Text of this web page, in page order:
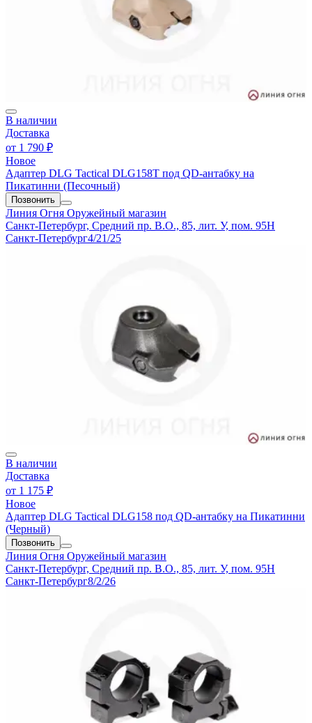
В наличии
Доставка
от 1 790 ₽
Новое
Адаптер DLG Tactical DLG158T под QD-антабку на
Пикатинни (Песочный)
Позвонить
Линия Огня Оружейный магазин
Санкт-Петербург, Средний пр. В.О., 85, лит. У, пом. 95Н
Санкт-Петербург4/21/25
В наличии
Доставка
от 1 175 ₽
Новое
Адаптер DLG Tactical DLG158 под QD-антабку на Пикатинни
(Черный)
Позвонить
Линия Огня Оружейный магазин
Санкт-Петербург, Средний пр. В.О., 85, лит. У, пом. 95Н
Санкт-Петербург8/2/26